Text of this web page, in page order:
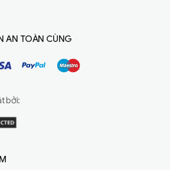
AN TOÀN CÙNG
bởi: